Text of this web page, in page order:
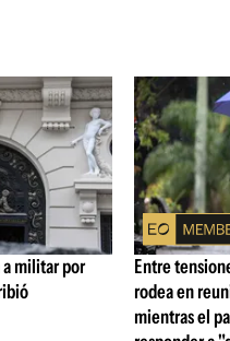
militar por
Entre
rodea en
mientras el